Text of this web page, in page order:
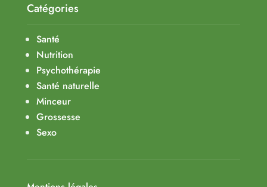
Catégories
Santé
Nutrition
Psychothérapie
Santé naturelle
Minceur
Grossesse
Sexo